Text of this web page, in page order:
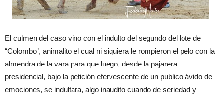
El culmen del caso vino con el indulto del segundo del lote de
“Colombo”, animalito el cual ni siquiera le rompieron el pelo con la
almendra de la vara para que luego, desde la pajarera
presidencial, bajo la petición efervescente de un publico ávido de
emociones, se indultara, algo inaudito cuando de seriedad y